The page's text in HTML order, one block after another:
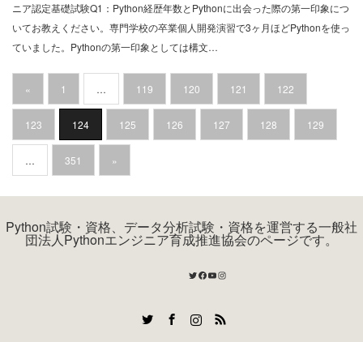
ニア認定基礎試験Q1：Python経歴年数とPythonに出会った際の第一印象につ
いてお教えください。専門学校の卒業個人開発演習で3ヶ月ほどPythonを使っ
ていました。Pythonの第一印象としては構文…
« 1 … 119 120 121 122
123 124 125 126 127 128 129
… 351 »
Python試験・資格、データ分析試験・資格を運営する一般社
団法人Pythonエンジニア育成推進協会のページです。
Twitter
Facebook
YouTube
Instagram
RSS